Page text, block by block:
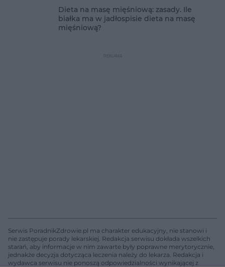
Dieta na masę mięśniową: zasady. Ile
białka ma w jadłospisie dieta na masę
mięśniową?
Serwis PoradnikZdrowie.pl ma charakter edukacyjny, nie stanowi i
nie zastępuje porady lekarskiej. Redakcja serwisu dokłada wszelkich
starań, aby informacje w nim zawarte były poprawne merytorycznie,
jednakże decyzja dotycząca leczenia należy do lekarza. Redakcja i
wydawca serwisu nie ponoszą odpowiedzialności wynikającej z